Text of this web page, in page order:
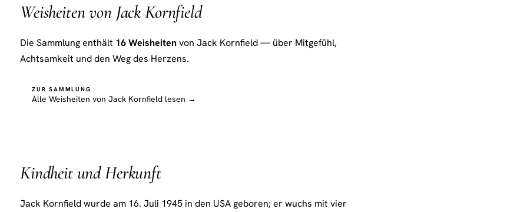
Weisheiten von Jack Kornfield
Die Sammlung enthält 16 Weisheitenvon Jack Kornfield — über Mitgefühl,
Achtsamkeit und den Weg des Herzens.
ZUR SAMMLUNG
Alle Weisheiten von Jack Kornfield lesen →
Kindheit und Herkunft
Jack Kornfield wurde am 16. Juli 1945 in den USA geboren; er wuchs mit vier